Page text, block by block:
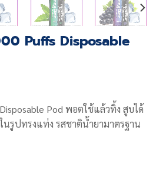
Puffs Disposable
Pod พอตใช้แล้วทิ้ง สูบได้
นรูปทรงแท่ง รสชาติน้ำยามาตรฐาน